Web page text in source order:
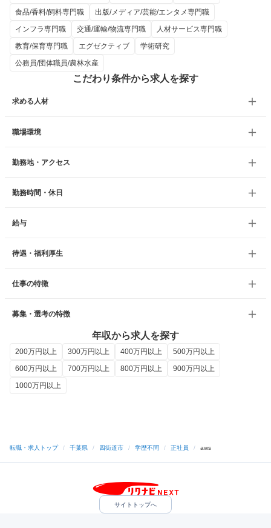
食品/香料/飼料専門職
出版/メディア/芸能/エンタメ専門職
インフラ専門職
交通/運輸/物流専門職
人材サービス専門職
教育/保育専門職
エグゼクティブ
学術研究
公務員/団体職員/農林水産
こだわり条件から求人を探す
求める人材
職場環境
勤務地・アクセス
勤務時間・休日
給与
待遇・福利厚生
仕事の特徴
募集・選考の特徴
年収から求人を探す
200万円以上 300万円以上 400万円以上
500万円以上
600万円以上
700万円以上 800万円以上
900万円以上
1000万円以上
転職・求人トップ / 千葉県 / 四街道市 / 学歴不問 / 正社員 / aws
サイトトップへ